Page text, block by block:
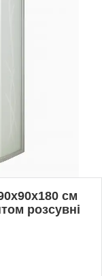
см
розсувні